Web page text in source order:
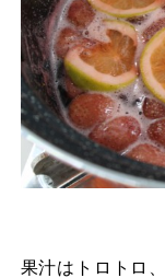
果汁はトロトロ